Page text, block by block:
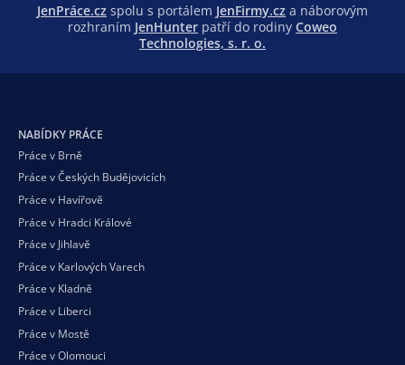
JenPráce.cz spolu s portálem JenFirmy.cz a náborovým
rozhraním JenHunter patří do rodiny Coweo
Technologies, s. r. o.
NABÍDKY PRÁCE
Práce v Brně
Práce v Českých Budějovicích
Práce v Havířově
Práce v Hradci Králové
Práce v Jihlavě
Práce v Karlových Varech
Práce v Kladně
Práce v Liberci
Práce v Mostě
Práce v Olomouci